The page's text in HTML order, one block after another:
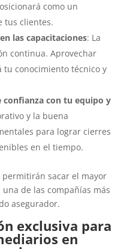
como un
tus clientes.
las capacitaciones: La
continua. Aprovechar
tu conocimiento técnico y
confianza con tu equipo y
y la buena
para lograr cierres
en el tiempo.
permitirán sacar el mayor
de las compañías más
asegurador.
exclusiva para
en